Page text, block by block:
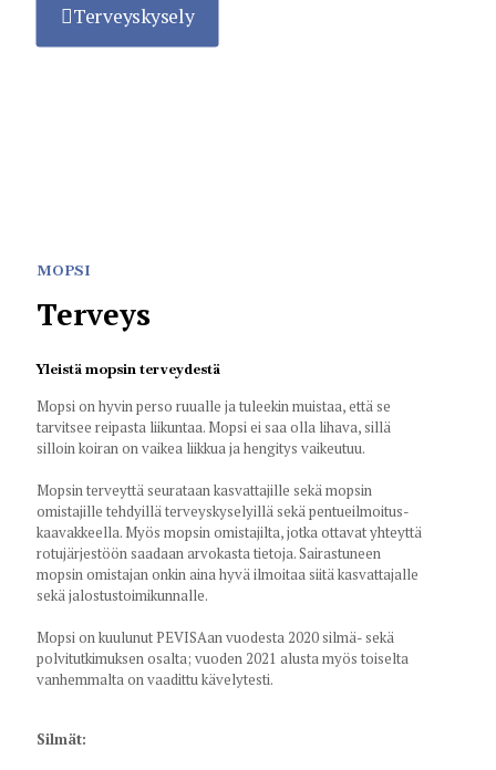
Terveyskysely
MOPSI
Terveys
Yleistä mopsin terveydestä
Mopsi on hyvin perso ruualle ja tuleekin muistaa, että se
tarvitsee reipasta liikuntaa. Mopsi ei saa olla lihava, sillä
silloin koiran on vaikea liikkua ja hengitys vaikeutuu.
Mopsin terveyttä seurataan kasvattajille sekä mopsin
omistajille tehdyillä terveyskyselyillä sekä pentueilmoitus-
kaavakkeella. Myös mopsin omistajilta, jotka ottavat yhteyttä
rotujärjestöön saadaan arvokasta tietoja. Sairastuneen
mopsin omistajan onkin aina hyvä ilmoitaa siitä kasvattajalle
sekä jalostustoimikunnalle.
Mopsi on kuulunut PEVISAan vuodesta 2020 silmä- sekä
polvitutkimuksen osalta; vuoden 2021 alusta myös toiselta
vanhemmalta on vaadittu kävelytesti.
Silmät: